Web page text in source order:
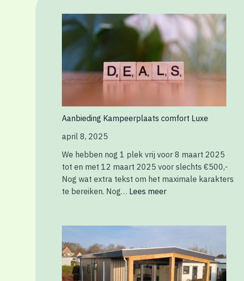
Aanbieding Kampeerplaats comfort Luxe
april 8, 2025
We hebben nog 1 plek vrij voor 8 maart 2025
tot en met 12 maart 2025 voor slechts €500,-
Nog wat extra tekst om het maximale karakters
te bereiken. Nog… Lees meer
Kampeerplaats
comfort
Luxe
Chalet
D
Zwaluw